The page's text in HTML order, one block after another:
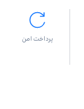
پرداخت امن